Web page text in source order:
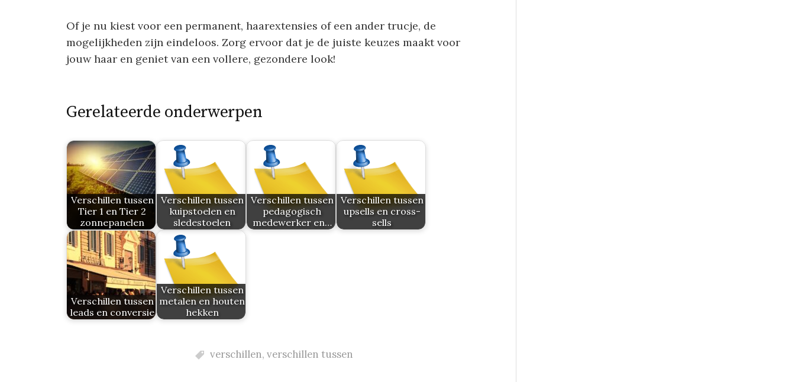
Of je nu kiest voor een permanent, haarextensies of een ander trucje, de
mogelijkheden zijn eindeloos. Zorg ervoor dat je de juiste keuzes maakt voor
jouw haar en geniet van een vollere, gezondere look!
Gerelateerde onderwerpen
Verschillen tussen
Tier 1 en Tier 2
zonnepanelen
Verschillen tussen
kuipstoelen en
sledestoelen
Verschillen tussen
pedagogisch
medewerker en…
Verschillen tussen
upsells en cross-
sells
Verschillen tussen
leads en conversie
Verschillen tussen
metalen en houten
hekken
verschillen, verschillen tussen